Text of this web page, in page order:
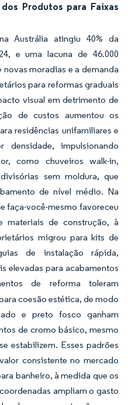
Produtos para Faixas
Austrália atingiu 40% da
e uma lacuna de 46.000
moradias e a demanda
para reformas graduais
visual em detrimento de
de custos aumentou os
residências unifamiliares e
impulsionando
como chuveiros walk-in,
sem moldura, que
de nível médio. Na
faça-você-mesmo favoreceu
de construção, à
migrou para kits de
de instalação rápida,
elevadas para acabamentos
de reforma toleram
coesão estética, de modo
e preto fosco ganham
de cromo básico, mesmo
estabilizem. Esses padrões
consistente no mercado
banheiro, à medida que os
ampliam o gasto